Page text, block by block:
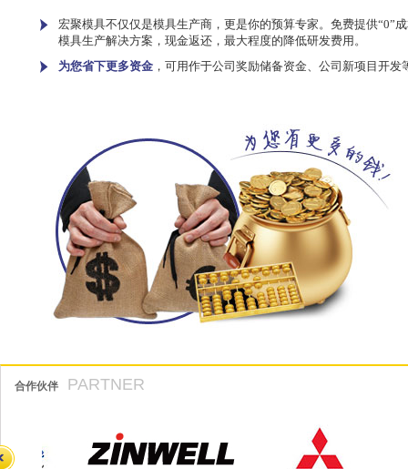
宏聚模具不仅仅是模具生产商，更是你的预算专家。免费提供“0”
模具生产解决方案，现金返还，最大程度的降低研发费用。
为您省下更多资金 ，可用作于公司奖励储备资金、公司新项目开发
合作伙伴 PARTNER